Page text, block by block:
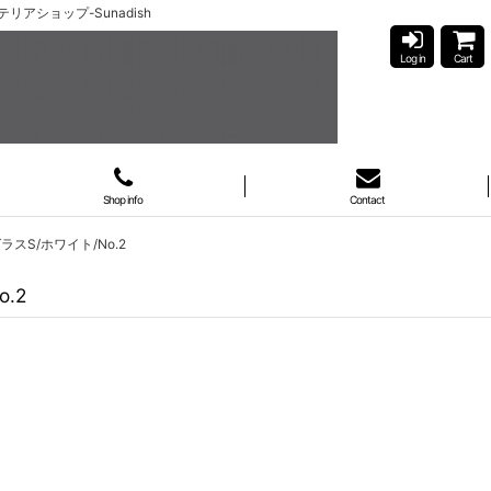
リアショップ-Sunadish
Log in Cart
Shop info Contact
スS/ホワイト/No.2